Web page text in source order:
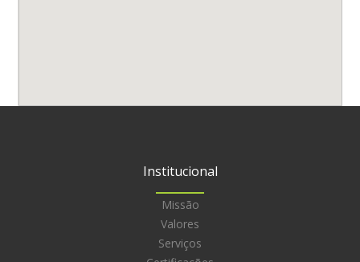
Institucional
Missão
Valores
Serviços